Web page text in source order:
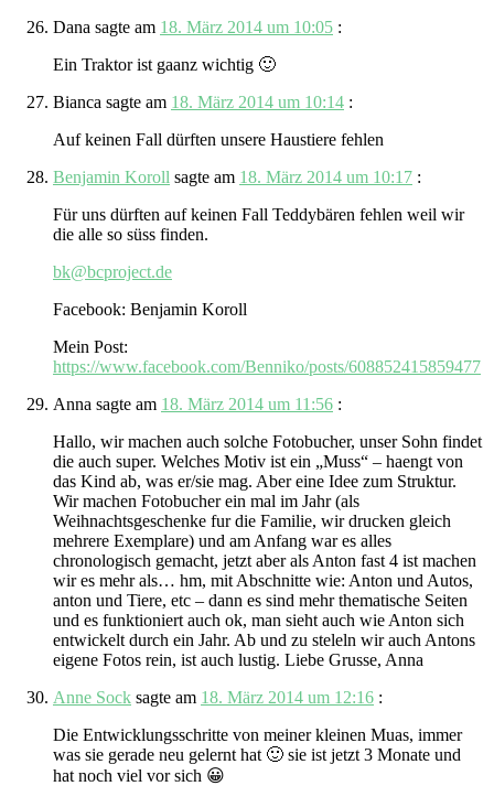
Dana sagte am 18. März 2014 um 10:05 :
Ein Traktor ist gaanz wichtig 🙂
Bianca sagte am 18. März 2014 um 10:14 :
Auf keinen Fall dürften unsere Haustiere fehlen
Benjamin Koroll sagte am 18. März 2014 um 10:17 :
Für uns dürften auf keinen Fall Teddybären fehlen weil wir
die alle so süss finden.
bk@bcproject.de
Facebook: Benjamin Koroll
Mein Post:
https://www.facebook.com/Benniko/posts/608852415859477
Anna sagte am 18. März 2014 um 11:56 :
Hallo, wir machen auch solche Fotobucher, unser Sohn findet
die auch super. Welches Motiv ist ein „Muss“ – haengt von
das Kind ab, was er/sie mag. Aber eine Idee zum Struktur.
Wir machen Fotobucher ein mal im Jahr (als
Weihnachtsgeschenke fur die Familie, wir drucken gleich
mehrere Exemplare) und am Anfang war es alles
chronologisch gemacht, jetzt aber als Anton fast 4 ist machen
wir es mehr als… hm, mit Abschnitte wie: Anton und Autos,
anton und Tiere, etc – dann es sind mehr thematische Seiten
und es funktioniert auch ok, man sieht auch wie Anton sich
entwickelt durch ein Jahr. Ab und zu steleln wir auch Antons
eigene Fotos rein, ist auch lustig. Liebe Grusse, Anna
Anne Sock sagte am 18. März 2014 um 12:16 :
Die Entwicklungsschritte von meiner kleinen Muas, immer
was sie gerade neu gelernt hat 🙂 sie ist jetzt 3 Monate und
hat noch viel vor sich 😀